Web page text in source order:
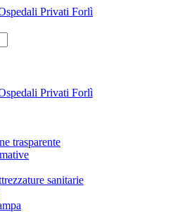
trasparente
sanitarie